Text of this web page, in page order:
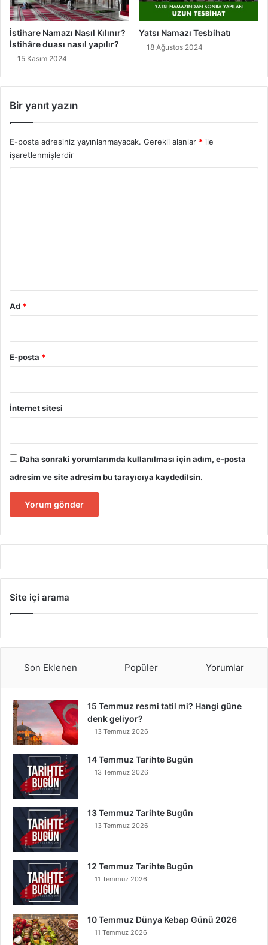
İstihare Namazı Nasıl Kılınır?
İstihâre duası nasıl yapılır?
15 Kasım 2024
Yatsı Namazı Tesbihatı
18 Ağustos 2024
Bir yanıt yazın
E-posta adresiniz yayınlanmayacak. Gerekli alanlar * ile
işaretlenmişlerdir
Ad *
E-posta *
İnternet sitesi
Daha sonraki yorumlarımda kullanılması için adım, e-posta
adresim ve site adresim bu tarayıcıya kaydedilsin.
Site içi arama
Son Eklenen Popüler Yorumlar
15 Temmuz resmi tatil mi? Hangi güne
denk geliyor?
13 Temmuz 2026
14 Temmuz Tarihte Bugün
13 Temmuz 2026
13 Temmuz Tarihte Bugün
13 Temmuz 2026
12 Temmuz Tarihte Bugün
11 Temmuz 2026
10 Temmuz Dünya Kebap Günü 2026
11 Temmuz 2026